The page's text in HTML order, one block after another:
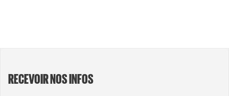
RECEVOIR NOS INFOS